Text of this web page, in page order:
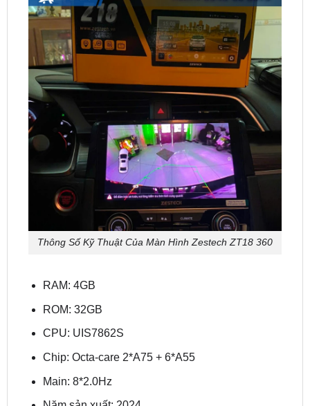
Thông Số Kỹ Thuật Của Màn Hình Zestech ZT18 360
RAM: 4GB